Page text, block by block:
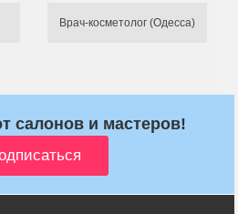
Врач-косметолог (Одесса)
салонов и мастеров!